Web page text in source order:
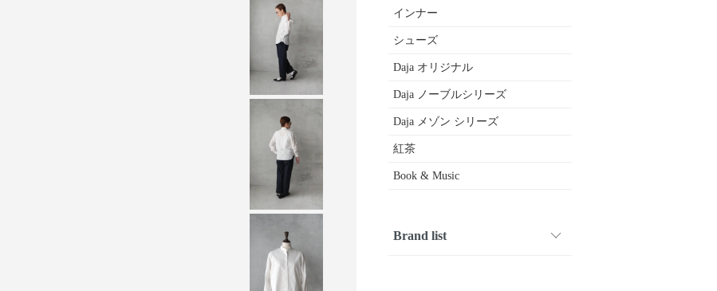
インナー
シューズ
Daja オリジナル
Daja ノーブルシリーズ
Daja メゾン シリーズ
紅茶
Book & Music
Brand list